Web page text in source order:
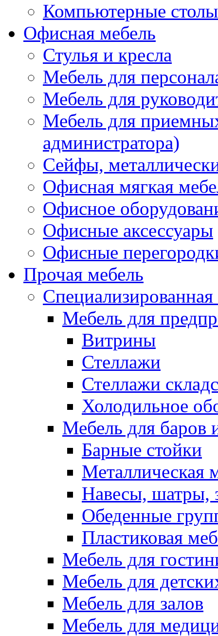
Компьютерные столы
Офисная мебель
Стулья и кресла
Мебель для
Мебель для
Мебель для
администратора)
Сейфы,
Офисная мягкая
Офисное
Офисные аксессуары
Офисные
Прочая мебель
Специализированная
Мебель для
Витрины
Стеллажи
Стеллажи
Холодильное
Мебель для баров
Барные стойки
Металлическая
Навесы, шатры,
Обеденные
Пластиковая
Мебель для
Мебель для
Мебель для залов
Мебель для